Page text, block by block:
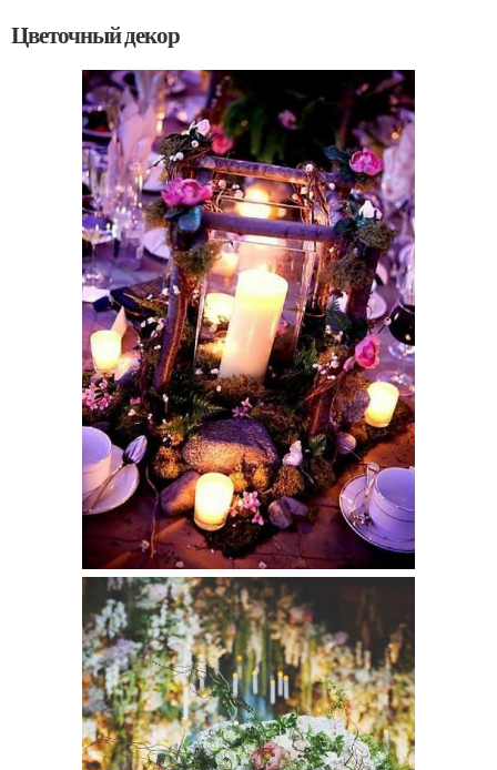
Цветочный декор